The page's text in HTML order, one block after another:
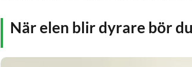
När elen blir dyrare bör